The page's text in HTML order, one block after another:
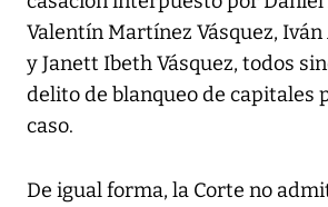
Valentín Martínez Vásquez,
y Janett Ibeth Vásquez, todos
delito de blanqueo de capitales
caso.
De igual forma, la Corte no